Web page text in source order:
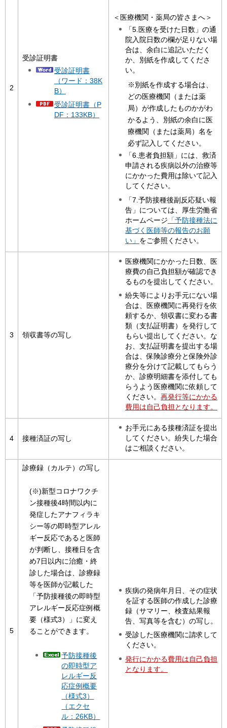
2
受診証明書
受診証明書
（ワード：38K
B）
受診証明書（P
DF：133KB）
＜医療機関・薬局の皆さまへ＞
「5.医療を受けた日数」の通
院入院日数の欄が足りない場
合は、余白に追記いただく
か、別紙を作成してくださ
い。
※別紙を作成する場合は、
どの医療機関（または薬
局）が作成したものかがわ
かるよう、別紙の余白に医
療機関（または薬局）名を
必ず記入してください。
「6.患者負担額」には、救済
申請される疾病以外の治療等
にかかった費用は除いて記入
してください。
「7.予防接種後副反応疑い報
告」については、厚生労働省
ホームページ 「予防接種法に
基づく医師等の報告のお願
い」 をご参照ください。
3 領収書等の写し
医療機関にかかった日数、医
療費の自己負担額が確認でき
るものを提出してください。
紛失等によりお手元にない場
合は、医療機関に再発行を依
頼するか、領収書に変わる書
類（支払証明書）を発行して
もらい提出してください。な
お、支払証明書を提出する場
合は、保険診療分と保険外診
療分を分けて記載してもらう
か、診療明細書を添付しても
らうよう医療機関に依頼して
ください。 再発行等にかかる
費用は自己負担となります。
4 接種済証の写し
お手元にある接種済証を提出
してください。紛失した場合
はご相談ください。
5
診療録（カルテ）の写し
(※)新型コロナワクチ
ン接種後4時間以内に
発症したアナフィラキ
シー等の即時型アレル
ギー反応であると医師
が判断し、接種日を含
め7日以内に治癒・終
診した場合は、診療録
等を医師が記載した
「予防接種後の即時型
アレルギー反応症例概
要（様式3）」に変え
ることができます。
予防接種後
の即時型ア
レルギー反
応症例概要
（様式3）
（エクセ
ル：26KB）
疾病の発病年月日、その症状
を証する医師の作成した診療
録（サマリー、検査結果報
告、写真等を含む）の写し。
受診した医療機関に請求して
ください。
発行にかかる費用は自己負担
となります。